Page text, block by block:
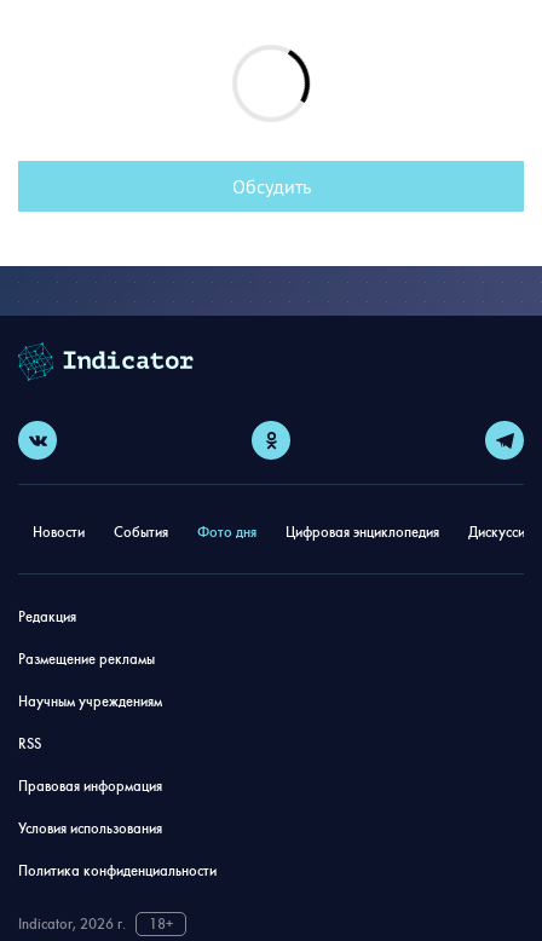
Обсудить
Новости События Фото дня Цифровая энциклопедия
Редакция
Размещение рекламы
Научным учреждениям
RSS
Правовая информация
Условия использования
Политика конфиденциальности
Indicator, 2026 г. 18+